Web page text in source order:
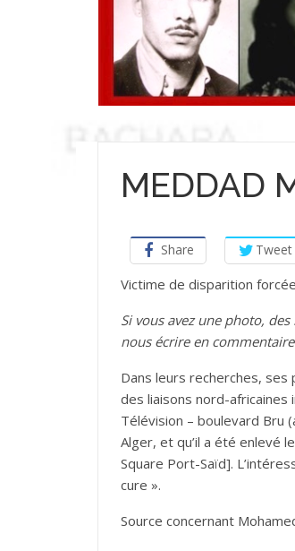
MEDDAD
Share Tweet
Victime de disparition
Si vous avez une photo,
nous écrire en
Dans leurs recherches, ses
des liaisons nord-africaines
Télévision – boulevard Bru
Alger, et qu’il a été enlevé
Square Port-Saïd].
cure ».
Source concernant